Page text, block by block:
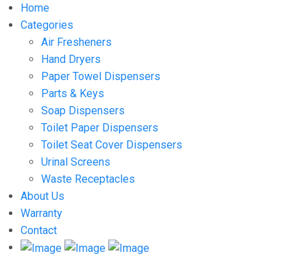
Home
Categories
Air Fresheners
Hand Dryers
Paper Towel Dispensers
Parts & Keys
Soap Dispensers
Toilet Paper Dispensers
Toilet Seat Cover Dispensers
Urinal Screens
Waste Receptacles
About Us
Warranty
Contact